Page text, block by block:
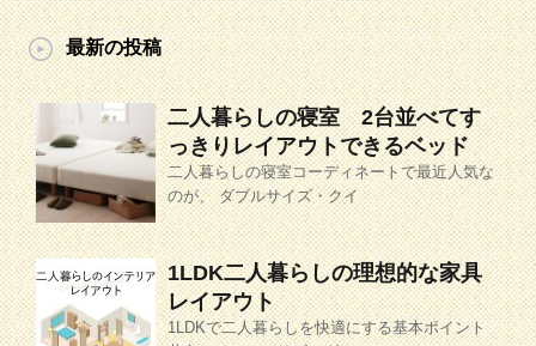
最新の投稿
二人暮らしの寝室 2台並べてす
っきりレイアウトできるベッド
二人暮らしの寝室コーディネートで最近人気な
のが、 ダブルサイズ・クイ
1LDK二人暮らしの理想的な家具
レイアウト
1LDKで二人暮らしを快適にする基本ポイント